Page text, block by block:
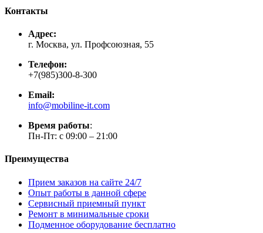
Контакты
Адрес:
г. Москва, ул. Профсоюзная, 55
Телефон:
+7(985)300-8-300
Email:
info@mobiline-it.com
Время работы:
Пн-Пт: с 09:00 – 21:00
Преимущества
Прием заказов на сайте 24/7
Опыт работы в данной сфере
Сервисный приемный пункт
Ремонт в минимальные сроки
Подменное оборудование бесплатно